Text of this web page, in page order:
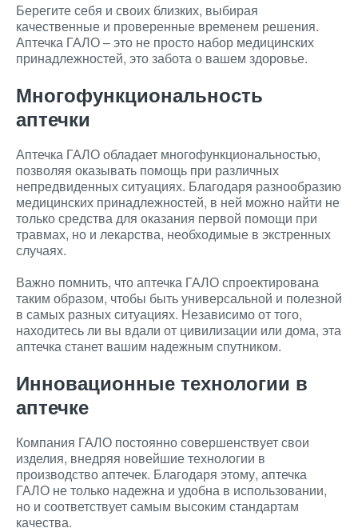
Берегите себя и своих близких, выбирая
качественные и проверенные временем решения.
Аптечка ГАЛО – это не просто набор медицинских
принадлежностей, это забота о вашем здоровье.
Многофункциональность
аптечки
Аптечка ГАЛО обладает многофункциональностью,
позволяя оказывать помощь при различных
непредвиденных ситуациях. Благодаря разнообразию
медицинских принадлежностей, в ней можно найти не
только средства для оказания первой помощи при
травмах, но и лекарства, необходимые в экстренных
случаях.
Важно помнить, что аптечка ГАЛО спроектирована
таким образом, чтобы быть универсальной и полезной
в самых разных ситуациях. Независимо от того,
находитесь ли вы вдали от цивилизации или дома, эта
аптечка станет вашим надежным спутником.
Инновационные технологии в
аптечке
Компания ГАЛО постоянно совершенствует свои
изделия, внедряя новейшие технологии в
производство аптечек. Благодаря этому, аптечка
ГАЛО не только надежна и удобна в использовании,
но и соответствует самым высоким стандартам
качества.